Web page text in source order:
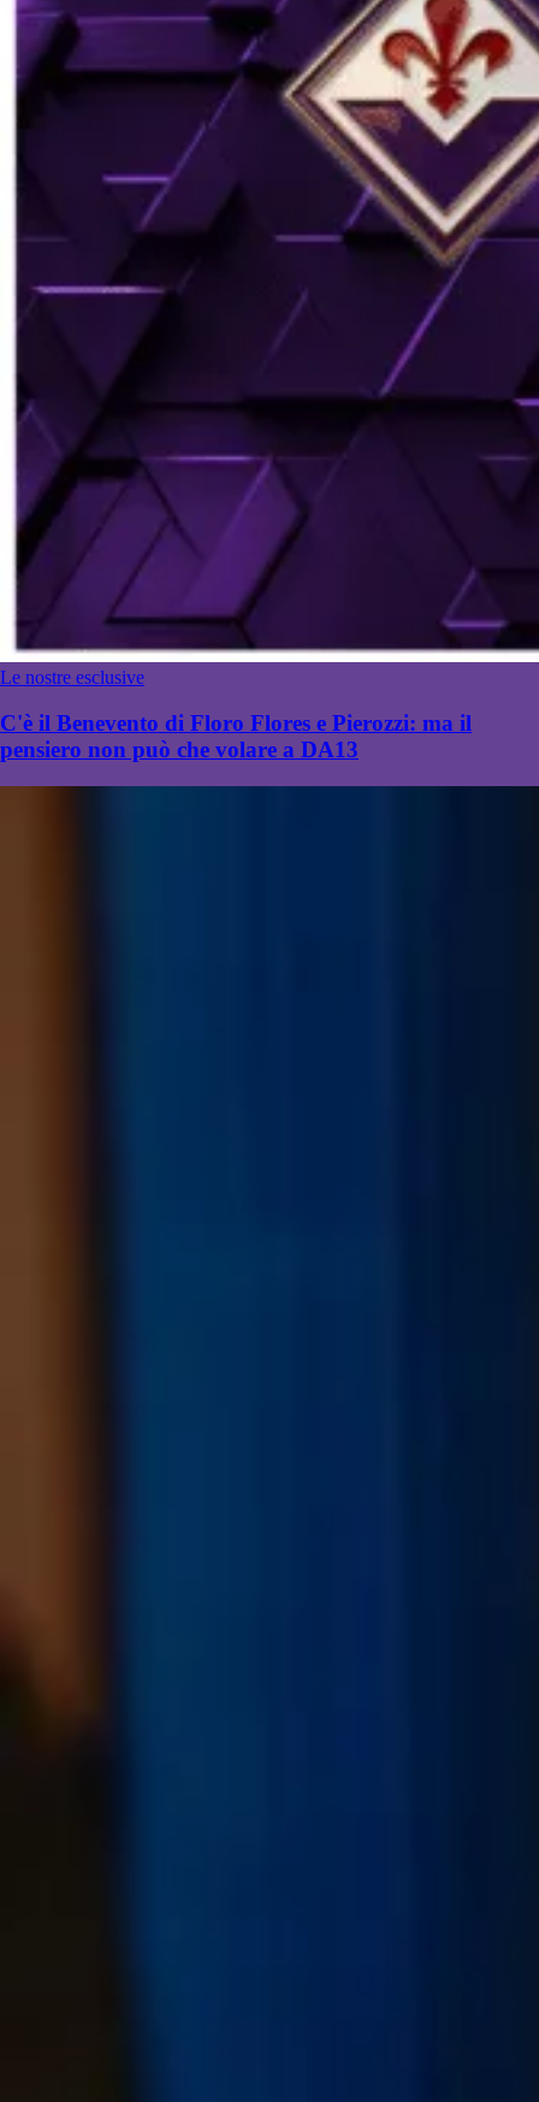
Le nostre esclusive
C'è il Benevento di Floro Flores e Pierozzi: ma il
pensiero non può che volare a DA13